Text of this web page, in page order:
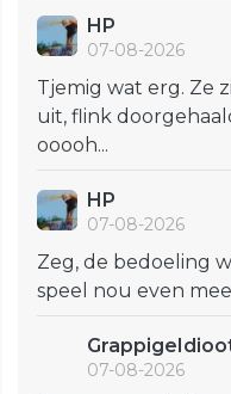
HP
07-08-2026
Tjemig wat erg. Ze
uit, flink
ooooh...
HP
07-08-2026
Zeg, de bedoeling
speel nou even
07-08-2026